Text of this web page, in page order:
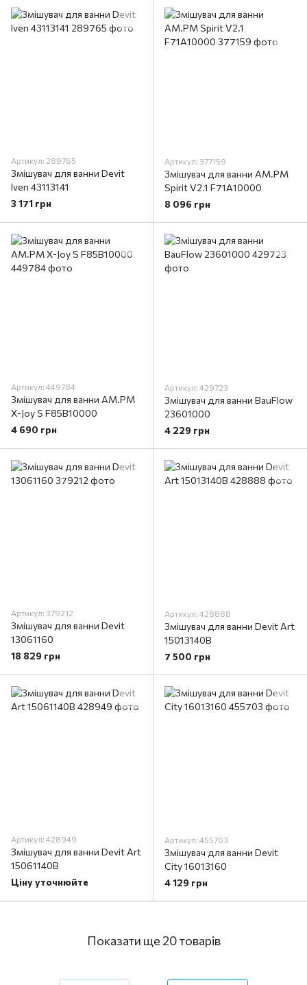
Артикул: 289765
Змішувач для ванни Devit
Iven 43113141
3 171 грн
Артикул: 377159
Змішувач для ванни AM.PM
Spirit V2.1 F71A10000
8 096 грн
Артикул: 449784
Змішувач для ванни AM.PM
X-Joy S F85B10000
4 690 грн
Артикул: 429723
Змішувач для ванни BauFlow
23601000
4 229 грн
Артикул: 379212
Змішувач для ванни Devit
13061160
18 829 грн
Артикул: 428888
Змішувач для ванни Devit Art
15013140B
7 500 грн
Артикул: 428949
Змішувач для ванни Devit Art
15061140B
Ціну уточнюйте
Артикул: 455703
Змішувач для ванни Devit
City 16013160
4 129 грн
Показати ще 20 товарів